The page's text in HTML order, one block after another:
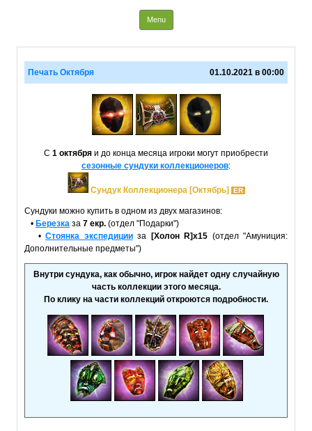
Info PaladinsMenu
Skip to content
Печать Октября 01.10.2021 в 00:00
С 1 октября и до конца месяца игроки могут приобрести
сезонные сундуки коллекционеров:
Сундук Коллекционера [Октябрь] ER
Сундуки можно купить в одном из двух магазинов:
• Березка за 7 екр. (отдел "Подарки")
• Стоянка экспедицииза [Холон R]x15 (отдел "Амуниция:
Дополнительные предметы")
Внутри сундука, как обычно, игрок найдет одну случайную
часть коллекции этого месяца.
По клику на части коллекций откроются подробности.